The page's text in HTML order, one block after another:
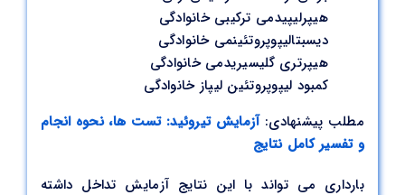
هیپرلیپیدمی ترکیبی خانوادگی
دیسبتالیپوپروتئینمی خانوادگی
هیپرتری گلیسیریدمی خانوادگی
کمبود لیپوپروتئین لیپاز خانوادگی
مطلب پیشنهادی:آزمایش تیروئید: تست ها، نحوه انجام
و تفسیر کامل نتایج
بارداری می تواند با این نتایج آزمایش تداخل داشته